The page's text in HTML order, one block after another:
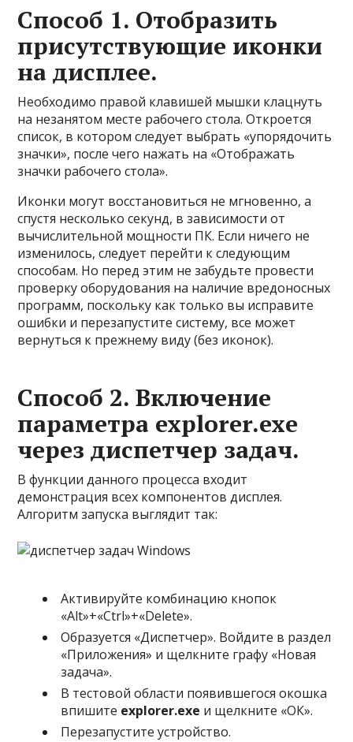
Способ 1. Отобразить
присутствующие иконки
на дисплее.
Необходимо правой клавишей мышки клацнуть
на незанятом месте рабочего стола. Откроется
список, в котором следует выбрать «упорядочить
значки», после чего нажать на «Отображать
значки рабочего стола».
Иконки могут восстановиться не мгновенно, а
спустя несколько секунд, в зависимости от
вычислительной мощности ПК. Если ничего не
изменилось, следует перейти к следующим
способам. Но перед этим не забудьте провести
проверку оборудования на наличие вредоносных
программ, поскольку как только вы исправите
ошибки и перезапустите систему, все может
вернуться к прежнему виду (без иконок).
Способ 2. Включение
параметра explorer.exe
через диспетчер задач.
В функции данного процесса входит
демонстрация всех компонентов дисплея.
Алгоритм запуска выглядит так:
Активируйте комбинацию кнопок
«Alt»+«Ctrl»+«Delete».
Образуется «Диспетчер». Войдите в раздел
«Приложения» и щелкните графу «Новая
задача».
В тестовой области появившегося окошка
впишите explorer.exe и щелкните «ОК».
Перезапустите устройство.